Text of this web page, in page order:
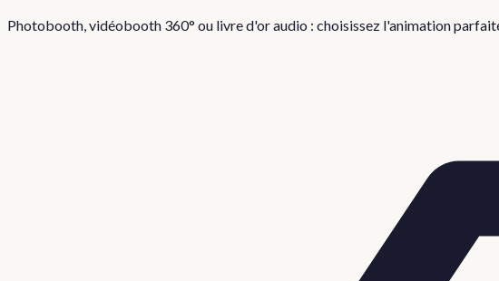
Photobooth, vidéobooth 360° ou livre d'or audio : choisissez l'animation